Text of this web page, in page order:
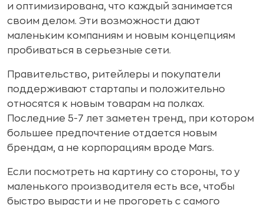
и оптимизирована, что каждый занимается
своим делом. Эти возможности дают
маленьким компаниям и новым концепциям
пробиваться в серьезные сети.
Правительство, ритейлеры и покупатели
поддерживают стартапы и положительно
относятся к новым товарам на полках.
Последние 5-7 лет заметен тренд, при котором
большее предпочтение отдается новым
брендам, а не корпорациям вроде Mars.
Если посмотреть на картину со стороны, то у
маленького производителя есть все, чтобы
быстро вырасти и не прогореть с самого